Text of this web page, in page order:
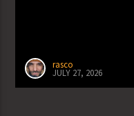
rasco
JULY 27, 2026